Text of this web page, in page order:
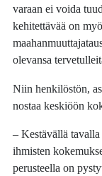
varaan ei voida
kehitettävää on
olevansa
Niin henkilöstön,
nostaa keskiöön
– Kestävällä
ihmisten
perusteella on